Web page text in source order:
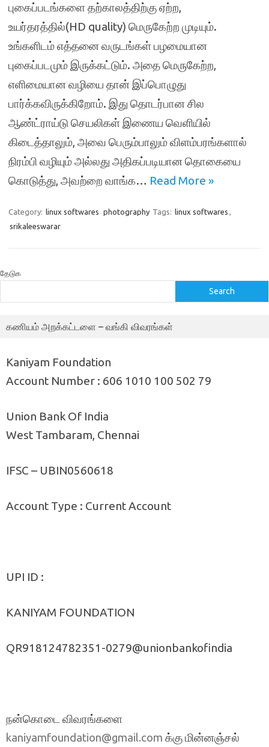
புகைப்படங்களை தற்காலத்திற்கு ஏற்ற,
உயர்தரத்தில்(HD quality) மெருகேற்ற முடியும்.
உங்களிடம் எத்தனை வருடங்கள் பழமையான
புகைப்படமும் இருக்கட்டும். அதை மெருகேற்ற,
எளிமையான வழியை தான் இப்பொழுது
பார்க்கவிருக்கிறோம். இது தொடர்பான சில
ஆண்ட்ராய்டு செயலிகள் இணைய வெளியில்
கிடைத்தாலும், அவை பெரும்பாலும் விளம்பரங்களால்
நிரம்பி வழியும் அல்லது அதிகப்படியான தொகையை
கொடுத்து, அவற்றை வாங்க… Read More »
Category: linux softwares photography Tags: linux softwares ,
srikaleeswarar
தேடுக
Search
கணியம் அறக்கட்டளை – வங்கி விவரங்கள்
Kaniyam Foundation
Account Number : 606 1010 100 502 79
Union Bank Of India
West Tambaram, Chennai
IFSC – UBIN0560618
Account Type : Current Account
UPI ID :
KANIYAM FOUNDATION
QR918124782351-0279@unionbankofindia
நன்கொடை விவரங்களை
kaniyamfoundation@gmail.com க்கு மின்னஞ்சல்